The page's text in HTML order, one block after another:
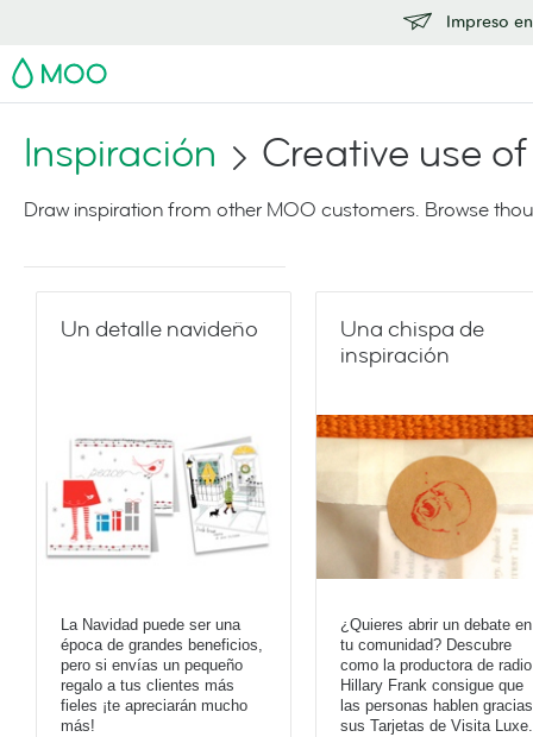
Impreso
MOO
Inspiración Creative use
Draw inspiration from other MOO customers. Browse
Un detalle navideño
La Navidad puede ser una
época de grandes beneficios,
pero si envías un pequeño
regalo a tus clientes más
fieles ¡te apreciarán mucho
más!
Una chispa de
inspiración
¿Quieres abrir un debate en
tu comunidad? Descubre
como la productora de radio
Hillary Frank consigue que
las personas hablen
sus Tarjetas de Visita Luxe.